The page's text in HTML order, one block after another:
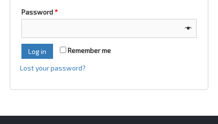
Password*
Remember me
Log in
Lost your password?